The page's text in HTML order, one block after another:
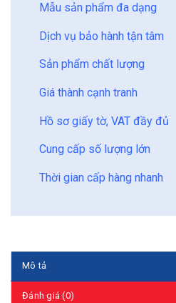
Mẫu sản phẩm đa dạng
Dịch vụ bảo hành tận tâm
Sản phẩm chất lượng
Giá thành cạnh tranh
Hồ sơ giấy tờ, VAT đầy đủ
Cung cấp số lượng lớn
Thời gian cấp hàng nhanh
Mô tả
Đánh giá (0)